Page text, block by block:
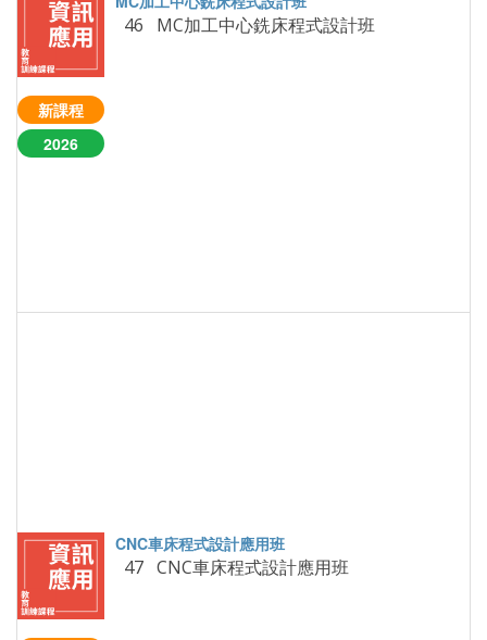
新課程
2026
46 MC加工中心銑床程式設計班
47 CNC車床程式設計應用班